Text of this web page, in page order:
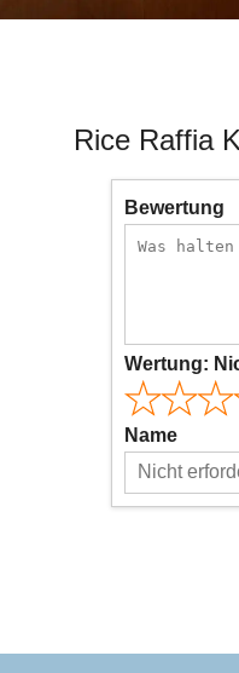
Rice Raffia
Bewertung
Wertung:
Name